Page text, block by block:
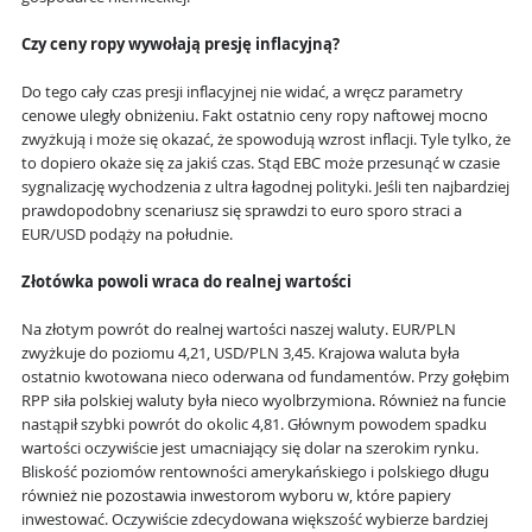
Czy ceny ropy wywołają presję inflacyjną?
Do tego cały czas presji inflacyjnej nie widać, a wręcz parametry
cenowe uległy obniżeniu. Fakt ostatnio ceny ropy naftowej mocno
zwyżkują i może się okazać, że spowodują wzrost inflacji. Tyle tylko, że
to dopiero okaże się za jakiś czas. Stąd EBC może przesunąć w czasie
sygnalizację wychodzenia z ultra łagodnej polityki. Jeśli ten najbardziej
prawdopodobny scenariusz się sprawdzi to euro sporo straci a
EUR/USD podąży na południe.
Złotówka powoli wraca do realnej wartości
Na złotym powrót do realnej wartości naszej waluty. EUR/PLN
zwyżkuje do poziomu 4,21, USD/PLN 3,45. Krajowa waluta była
ostatnio kwotowana nieco oderwana od fundamentów. Przy gołębim
RPP siła polskiej waluty była nieco wyolbrzymiona. Również na funcie
nastąpił szybki powrót do okolic 4,81. Głównym powodem spadku
wartości oczywiście jest umacniający się dolar na szerokim rynku.
Bliskość poziomów rentowności amerykańskiego i polskiego długu
również nie pozostawia inwestorom wyboru w, które papiery
inwestować. Oczywiście zdecydowana większość wybierze bardziej